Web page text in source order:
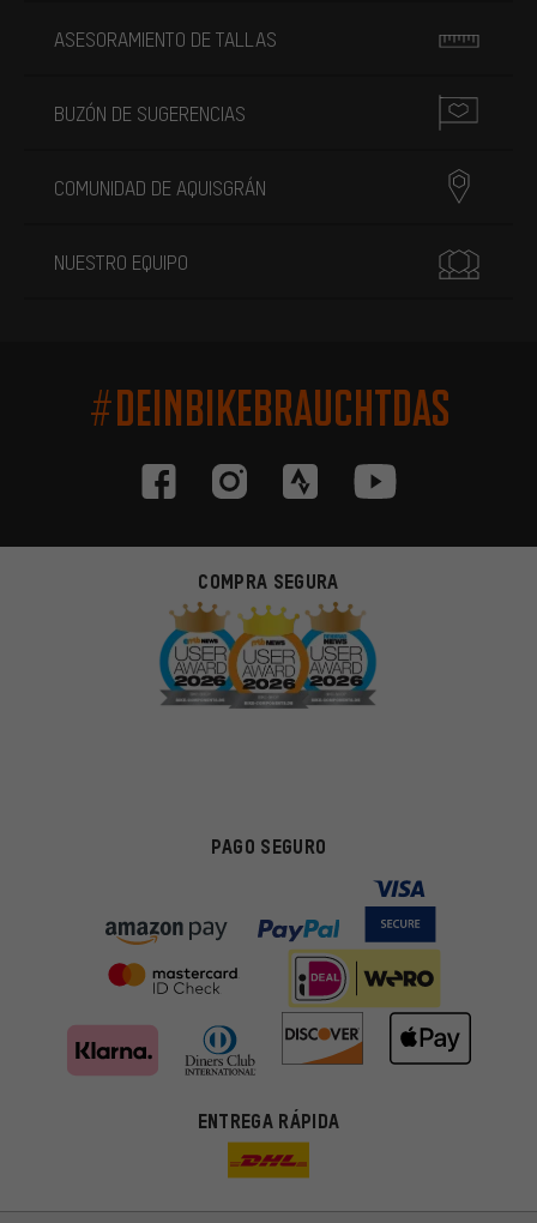
ASESORAMIENTO DE TALLAS
BUZÓN DE SUGERENCIAS
COMUNIDAD DE AQUISGRÁN
NUESTRO EQUIPO
#DEINBIKEBRAUCHTDAS
COMPRA SEGURA
PAGO SEGURO
ENTREGA RÁPIDA